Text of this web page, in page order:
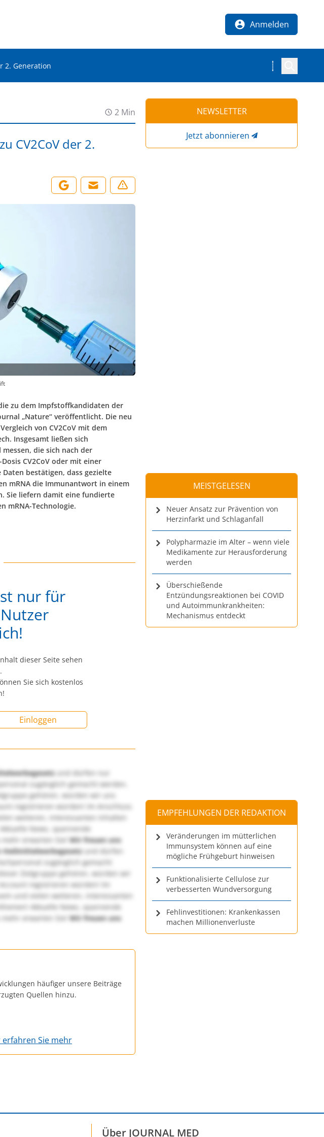
Anmelden
2. Generation
2 Min
CV2CoV der 2.
zu dem Impfstoffkandidaten der
„Nature“ veröffentlicht. Die neu
von CV2CoV mit dem
Insgesamt ließen sich
die sich nach der
CV2CoV oder mit einer
bestätigen, dass gezielte
mRNA die Immunantwort in einem
Sie liefern damit eine fundierte
mRNA-Technologie.
nur für
dieser Seite sehen
Sie sich kostenlos
Einloggen
und dürfen nur
zugänglich gemacht werden.
gehören, würden wir uns
registrieren würden! Im Anschluss
weiteren, interessanten Inhalten
News, spannende
mehr erwarten Sie!Wir freuen uns
Heilmittelwerbegesetzund dürfen
zugänglich gemacht
Zielgruppe gehören, würden wir
registrieren würden! Im
und vielen weiteren, interessanten
Aktuelle News, spannende
erwarten Sie! Wir freuen uns
häufiger unsere Beiträge
Quellen hinzu.
erfahren Sie mehr
NEWSLETTER
Jetzt abonnieren
MEISTGELESEN
Neuer Ansatz zur Prävention von
Herzinfarkt und Schlaganfall
Polypharmazie im Alter – wenn viele
Medikamente zur Herausforderung
werden
Überschießende
Entzündungsreaktionen bei COVID
und Autoimmunkrankheiten:
Mechanismus entdeckt
EMPFEHLUNGEN DER REDAKTION
Veränderungen im mütterlichen
Immunsystem können auf eine
mögliche Frühgeburt hinweisen
Funktionalisierte Cellulose zur
verbesserten Wundversorgung
Fehlinvestitionen: Krankenkassen
machen Millionenverluste
Über JOURNAL MED